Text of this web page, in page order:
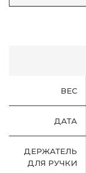
ВЕС
ДАТА
ДЕРЖАТЕЛЬ
ДЛЯ РУЧКИ